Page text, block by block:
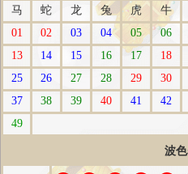
马
蛇 龙 兔 虎 牛
01
02 03 04 05 06
13
14 15 16 17 18
25
26 27 28 29 30
37
38 39 40 41 42
49
波